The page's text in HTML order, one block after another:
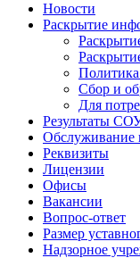
Новости
Раскрытие
Сбор и
Для
Результаты
Обслуживание
Реквизиты
Лицензии
Офисы
Вакансии
Вопрос-ответ
Размер
Надзорное